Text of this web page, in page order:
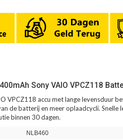
Sony VAIO VPCZ118
VPCZ118 accu met lange levensduur
de batterij en meer oplaadcycli. Snelle
binnen 30 dagen.
NLB460